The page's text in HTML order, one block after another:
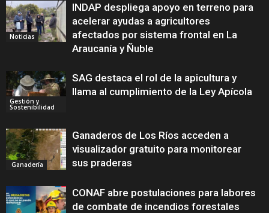
Noticias
INDAP despliega apoyo en terreno para
acelerar ayudas a agricultores
afectados por sistema frontal en La
Araucanía y Ñuble
Gestión y
Sostenibilidad
SAG destaca el rol de la apicultura y
llama al cumplimiento de la Ley Apícola
Ganadería
Ganaderos de Los Ríos acceden a
visualizador gratuito para monitorear
sus praderas
CONAF abre postulaciones para labores
de combate de incendios forestales